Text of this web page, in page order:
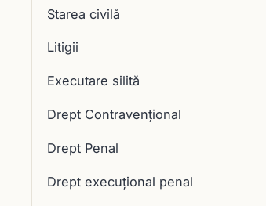
Starea civilă
Litigii
Executare silită
Drept Contravențional
Drept Penal
Drept execuţional penal